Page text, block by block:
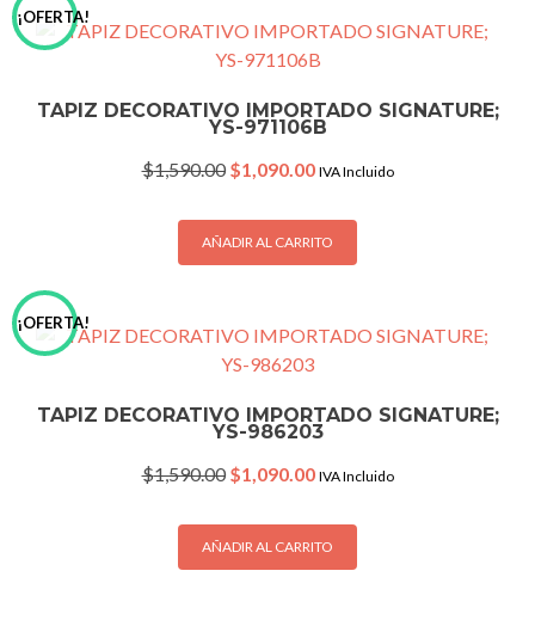
¡OFERTA!
TAPIZ DECORATIVO IMPORTADO SIGNATURE;
YS-971106B
$1,590.00 Original
was:
$1,590.00.
$1,090.00Current
is:
$1,090.00.
IVA Incluido
AÑADIR AL CARRITO
¡OFERTA!
TAPIZ DECORATIVO IMPORTADO SIGNATURE;
YS-986203
$1,590.00 Original
was:
$1,590.00.
$1,090.00Current
is:
$1,090.00.
IVA Incluido
AÑADIR AL CARRITO